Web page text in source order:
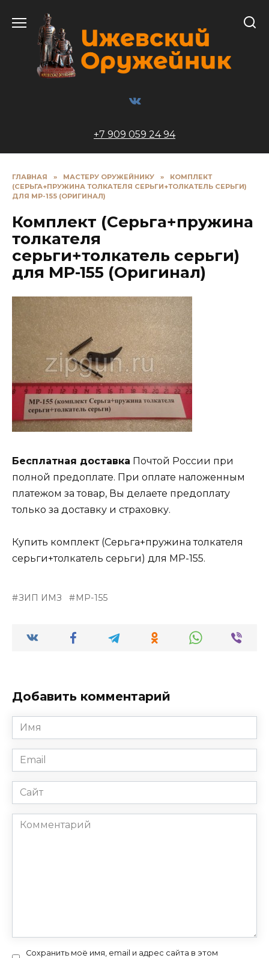
содержанию
+7 909 059 24 94
ГЛАВНАЯ » МАСТЕРУ ОРУЖЕЙНИКУ »
КОМПЛЕКТ
(СЕРЬГА+ПРУЖИНА ТОЛКАТЕЛЯ СЕРЬГИ+ТОЛКАТЕЛЬ СЕРЬГИ)
ДЛЯ МР-155 (ОРИГИНАЛ)
Комплект (Серьга+пружина
толкателя
серьги+толкатель серьги)
для МР-155 (Оригинал)
Бесплатная доставка Почтой России при
полной предоплате. При оплате наложенным
платежом за товар, Вы делаете предоплату
только за доставку и страховку.
Купить комплект (Серьга+пружина толкателя
серьги+толкатель серьги) для МР-155.
ЗИП ИМЗ МР-155
Добавить комментарий
Имя
*
Email
*
Сайт
Комментарий
Сохранить моё имя, email и адрес сайта в этом